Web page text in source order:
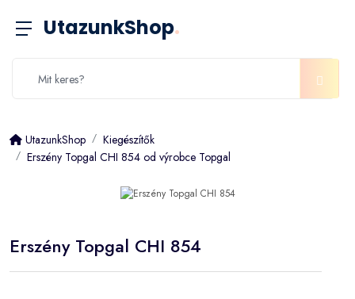
UtazunkShop.
UtazunkShop
Kiegészítők
Erszény Topgal CHI 854 od výrobce Topgal
Erszény Topgal CHI 854